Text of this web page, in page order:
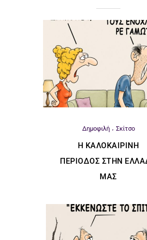
Δημοφιλή Σκίτσο
Η ΚΑΛΟΚΑΙΡΙΝΉ
ΠΕΡΊΟΔΟΣ ΣΤΗΝ
ΜΑΣ